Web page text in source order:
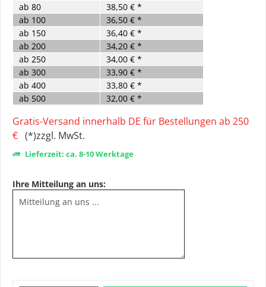
ab 80
38,50 € *
ab 100
36,50 € *
ab 150
36,40 € *
ab 200
34,20 € *
ab 250
34,00 € *
ab 300
33,90 € *
ab 400
33,80 € *
ab 500 32,00 € *
Gratis-Versand innerhalb DE für Bestellungen ab 250
€ (*)zzgl. MwSt.
Lieferzeit: ca. 8-10 Werktage
Ihre Mitteilung an uns: